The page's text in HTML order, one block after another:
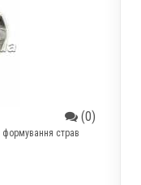
(0)
формування страв